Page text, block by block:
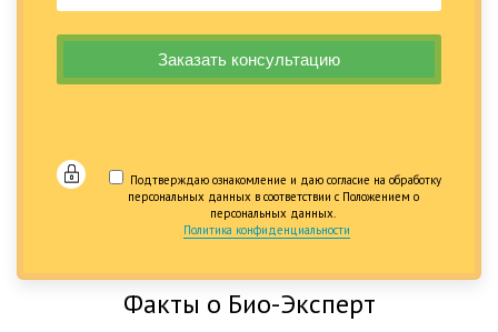
Подтверждаю ознакомление и даю согласие на обработку
персональных данных в соответствии с Положением о
персональных данных.
Политика конфиденциальности
Факты о Био-Эксперт